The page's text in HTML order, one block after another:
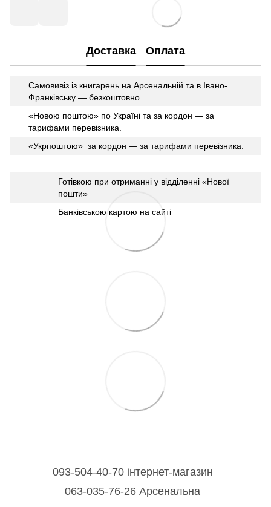
Доставка Оплата
Самовивіз із книгарень на Арсенальній та в Івано-
Франківську — безкоштовно.
«Новою поштою» по Україні та за кордон — за
тарифами перевізника.
«Укрпоштою» за кордон — за тарифами перевізника.
Готівкою при отриманні у відділенні «Нової
пошти»
Банківською картою на сайті
093-504-40-70 інтернет-магазин
063-035-76-26 Арсенальна